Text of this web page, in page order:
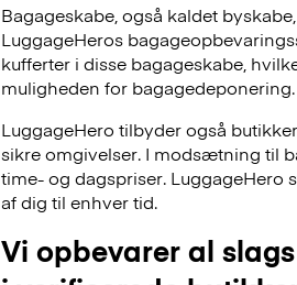
Bagageskabe, også kaldet
LuggageHeros
kufferter i disse bagageskabe,
muligheden for bagagedeponering.
LuggageHero tilbyder også
sikre omgivelser. I modsætning til
time- og dagspriser.
af dig til enhver tid.
Vi opbevarer al